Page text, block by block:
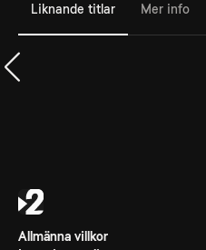
Liknande titlar Mer info
Allmänna villkor